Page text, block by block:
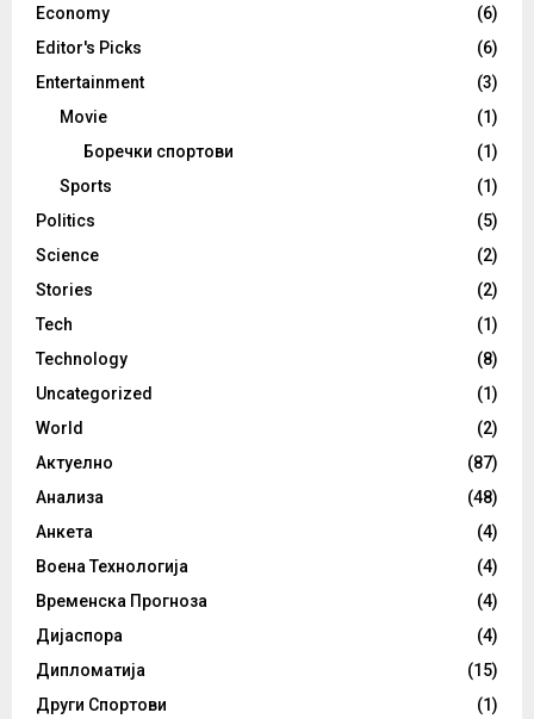
Economy
(6)
Editor's Picks
(6)
Entertainment
(3)
Movie
(1)
Боречки спортови
(1)
Sports
(1)
Politics
(5)
Science
(2)
Stories
(2)
Tech
(1)
Technology
(8)
Uncategorized
(1)
World
(2)
Актуелно
(87)
Анализа
(48)
Анкета
(4)
Воена Технологија
(4)
Временска Прогноза
(4)
Дијаспора
(4)
Дипломатија
(15)
Други Спортови
(1)